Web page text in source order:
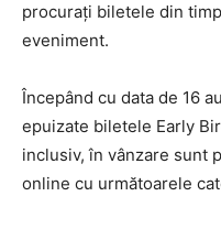
procurați biletele din
eveniment.
Începând cu data de 16
epuizate biletele Early
inclusiv, în vânzare sunt
online cu următoarele